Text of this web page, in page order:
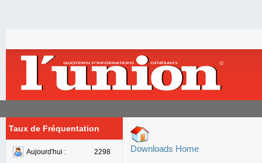
Taux de Fréquentation
Aujourd'hui :
2298
Downloads Home